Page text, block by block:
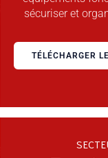
sécuriser et
TÉLÉCHARGER